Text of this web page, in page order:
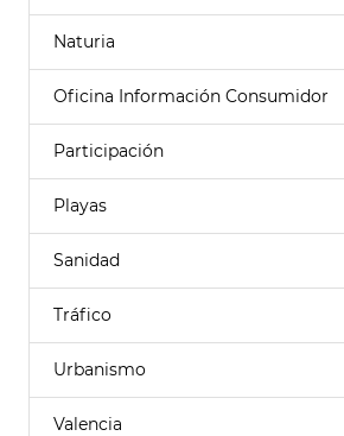
Naturia
Oficina Información Consumidor
Participación
Playas
Sanidad
Tráfico
Urbanismo
Valencia